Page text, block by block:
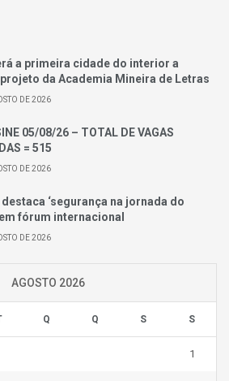
a primeira cidade do interior a
da Academia Mineira de Letras
DE 2026
05/08/26 – TOTAL DE VAGAS
= 515
DE 2026
destaca ‘segurança na jornada do
fórum internacional
DE 2026
AGOSTO 2026
Q Q S S
1